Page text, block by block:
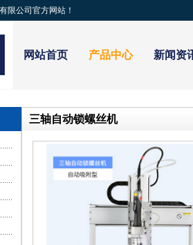
限公司官方网站！
网站首页 产品中心 新闻资
三轴自动锁螺丝机